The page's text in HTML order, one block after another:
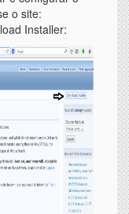
o site:
Installer: